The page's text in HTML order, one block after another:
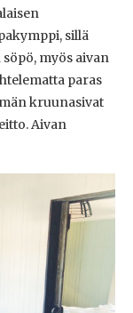
sillä
myös aivan
paras
kruunasivat
Aivan